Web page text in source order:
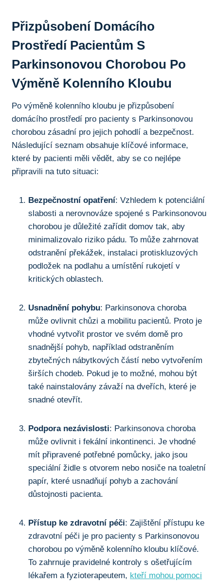
Přizpůsobení Domácího
‌prostředí ⁢pacientům S
Parkinsonovou Chorobou Po
Výměně Kolenního⁤ Kloubu
Po⁢ výměně kolenního kloubu je přizpůsobení
‍domácího prostředí pro pacienty s Parkinsonovou
chorobou zásadní pro jejich ⁤pohodlí a bezpečnost.
Následující seznam obsahuje klíčové informace,
které by pacienti měli vědět, aby se co nejlépe
připravili na tuto situaci:
Bezpečnostní opatření: Vzhledem k potenciální
slabosti a nerovnováze spojené​ s Parkinsonovou
chorobou je důležité​ zařídit ‌domov tak, aby
minimalizovalo riziko pádu. To může ‍zahrnovat
odstranění překážek, instalaci protiskluzových
podložek ⁢na podlahu a umístění rukojetí v
kritických⁤ oblastech.
Usnadnění pohybu:⁤ Parkinsonova⁤ choroba
může ovlivnit chůzi ‍a mobilitu pacientů. Proto ⁤je
vhodné vytvořit prostor ve svém domě pro
snadnější⁢ pohyb, například⁤ odstraněním
zbytečných nábytkových částí nebo vytvořením
širších chodeb. Pokud je ‌to možné, mohou být
také nainstalovány​ závaží na dveřích, které je
snadné otevřít.
Podpora nezávislosti: Parkinsonova choroba⁢
může​ ovlivnit i⁣ fekální inkontinenci. Je vhodné
mít připravené potřebné pomůcky, jako jsou
speciální židle s otvorem nebo nosiče na toaletní
papír, které usnadňují pohyb a zachování
důstojnosti pacienta.
Přístup ke zdravotní péči: Zajištění ⁤přístupu⁤ ke
zdravotní péči je pro pacienty s Parkinsonovou
chorobou po výměně kolenního ‍kloubu klíčové.
To zahrnuje pravidelné kontroly s ošetřujícím
lékařem a fyzioterapeutem,⁣ kteří mohou pomoci